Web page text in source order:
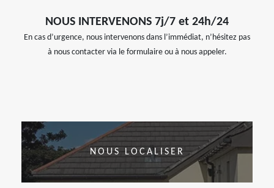
NOUS INTERVENONS 7j/7 et 24h/24
En cas d’urgence, nous intervenons dans l’immédiat, n’hésitez pas
à nous contacter via le formulaire ou à nous appeler.
NOUS LOCALISER